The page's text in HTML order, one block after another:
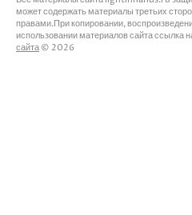
может содержать материалы третьих
правами.При копировании,
использовании материалов сайта
сайта © 2026